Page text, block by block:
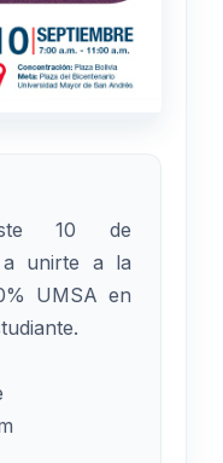
10 de
a unirte a la
UMSA en